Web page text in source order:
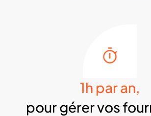
1h par an,
pour gérer vos